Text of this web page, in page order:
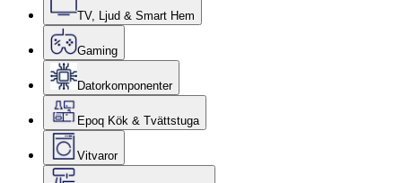
TV, Ljud & Smart Hem
Gaming
Datorkomponenter
Epoq Kök & Tvättstuga
Vitvaror